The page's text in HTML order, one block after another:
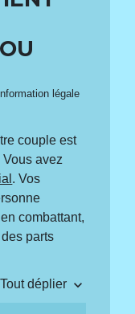
légale
couple est
avez
. Vos
combattant,
parts
Tout déplier keyboard_arrow_down